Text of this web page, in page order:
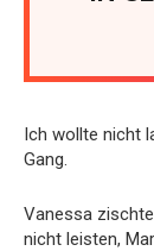
Ich wollte nicht
Gang.
Vanessa
nicht leisten,